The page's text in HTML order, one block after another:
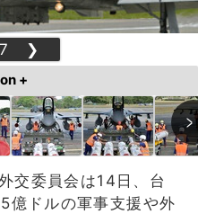
❯
+
交委員会は14日、台
億ドルの軍事支援や外